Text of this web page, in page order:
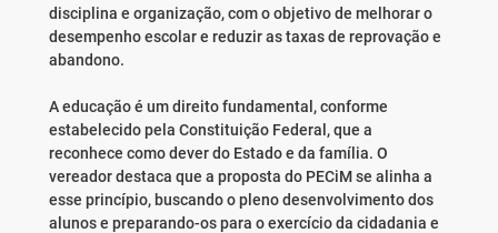
disciplina e organização, com o objetivo de melhorar o
desempenho escolar e reduzir as taxas de reprovação e
abandono.
A educação é um direito fundamental, conforme
estabelecido pela Constituição Federal, que a
reconhece como dever do Estado e da família. O
vereador destaca que a proposta do PECiM se alinha a
esse princípio, buscando o pleno desenvolvimento dos
alunos e preparando-os para o exercício da cidadania e